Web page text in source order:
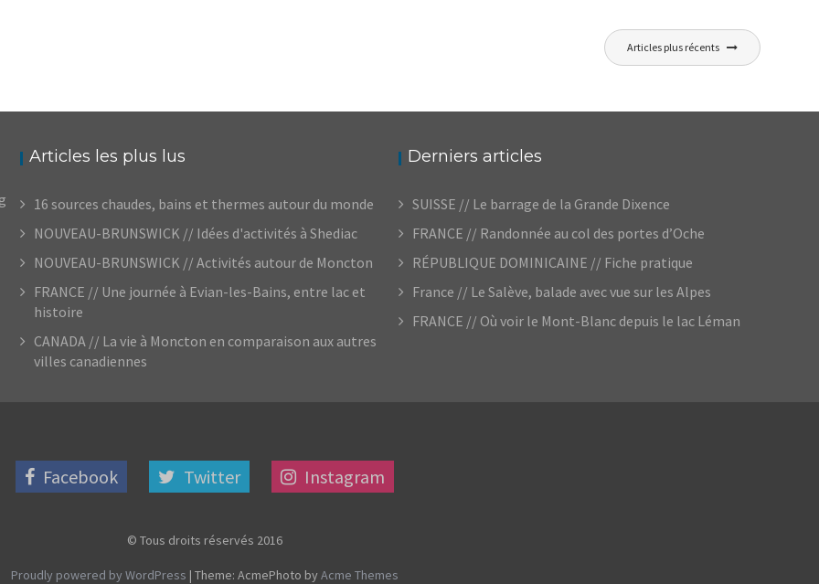
FRANCE // LES LAVOGNES DU LARZAC
Blog
Articles plus récents
Articles les plus lus
16 sources chaudes, bains et thermes autour du monde
NOUVEAU-BRUNSWICK // Idées d'activités à Shediac
NOUVEAU-BRUNSWICK // Activités autour de Moncton
FRANCE // Une journée à Evian-les-Bains, entre lac et
histoire
CANADA // La vie à Moncton en comparaison aux autres
villes canadiennes
Derniers articles
SUISSE // Le barrage de la Grande Dixence
FRANCE // Randonnée au col des portes d’Oche
RÉPUBLIQUE DOMINICAINE // Fiche pratique
France // Le Salève, balade avec vue sur les Alpes
FRANCE // Où voir le Mont-Blanc depuis le lac Léman
Facebook Twitter Instagram
© Tous droits réservés 2016
Proudly powered by WordPress | Theme: AcmePhoto by Acme Themes